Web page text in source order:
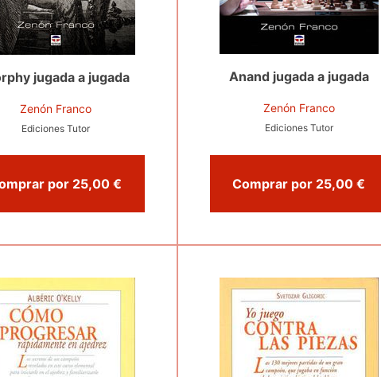
jugada a jugada
Zenón Franco
Ediciones Tutor
Comprar por 25,00 €
Anand jugada a jugada
Zenón Franco
Ediciones Tutor
Comprar por 25,00 €